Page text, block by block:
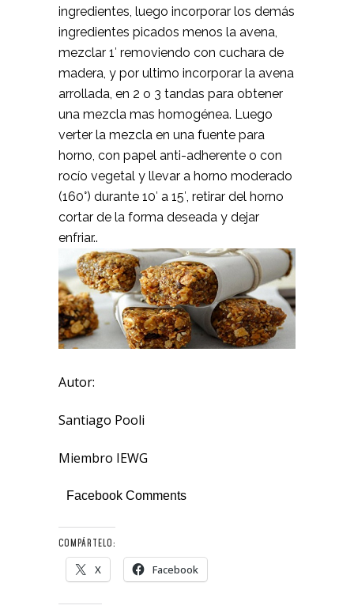
ingredientes, luego incorporar los demás
ingredientes picados menos la avena,
mezclar 1′ removiendo con cuchara de
madera, y por ultimo incorporar la avena
arrollada, en 2 o 3 tandas para obtener
una mezcla mas homogénea. Luego
verter la mezcla en una fuente para
horno, con papel anti-adherente o con
rocío vegetal y llevar a horno moderado
(160°) durante 10′ a 15′, retirar del horno
cortar de la forma deseada y dejar
enfriar..
Autor:
Santiago Pooli
Miembro IEWG
Facebook Comments
COMPÁRTELO:
X Facebook